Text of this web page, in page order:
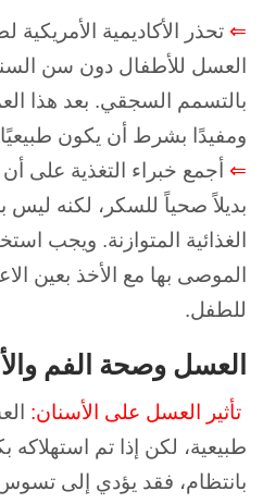
⇐ تحذر الأكاديمية
العسل للأطفال دون سن
بالتسمم السجقي. بعد هذا
ومفيدًا بشرط أن يكون طبيعيًا
⇐ أجمع خبراء التغذية على
بديلاً صحياً للسكر، لكنه ليس
الغذائية المتوازنة. ويجب
الموصى بها مع الأخذ بعين
للطفل.
العسل وصحة الفم
تأثير العسل على الأسنان:
طبيعية، لكن إذا تم
بانتظام، فقد يؤدي إلى